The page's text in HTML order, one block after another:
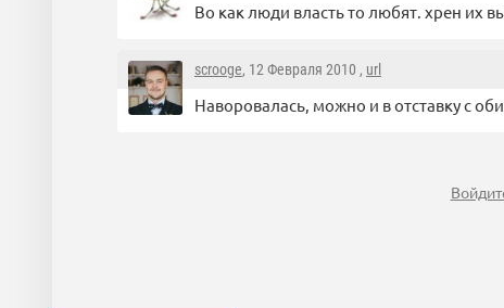
Во как люди власть то любят. хрен их
scrooge, 12 Февраля 2010 , url
Наворовалась, можно и в отставку с